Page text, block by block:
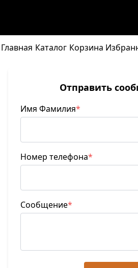
Главная Каталог Корзина
Отправить
Имя Фамилия*
Номер телефона*
Сообщение*